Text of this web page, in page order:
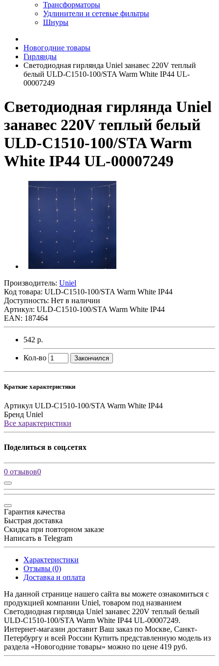
Трансформаторы
Удлинители и сетевые фильтры
Шнуры
Новогодние товары
Гирлянды
Светодиодная гирлянда Uniel занавес 220V теплый
белый ULD-C1510-100/STA Warm White IP44 UL-
00007249
Светодиодная гирлянда Uniel
занавес 220V теплый белый
ULD-C1510-100/STA Warm
White IP44 UL-00007249
Производитель: Uniel
Код товара: ULD-C1510-100/STA Warm White IP44
Доступность: Нет в наличии
Артикул: ULD-C1510-100/STA Warm White IP44
EAN: 187464
542 р.
Кол-во Закончился
Краткие характеристики
Артикул ULD-C1510-100/STA Warm White IP44
Бренд Uniel
Все характеристики
Поделиться в соц.сетях
0 отзывов0
Гарантия качества
Быстрая доставка
Скидка при повторном заказе
Написать в Telegram
Характеристики
Отзывы (0)
Доставка и оплата
На данной странице нашего сайта вы можете ознакомиться с
продукцией компании Uniel, товаром под названием
Светодиодная гирлянда Uniel занавес 220V теплый белый
ULD-C1510-100/STA Warm White IP44 UL-00007249.
Интернет-магазин доставит Ваш заказ по Москве, Санкт-
Петербургу и всей России Купить представленную модель из
раздела «Новогодние товары» можно по цене 419 руб.